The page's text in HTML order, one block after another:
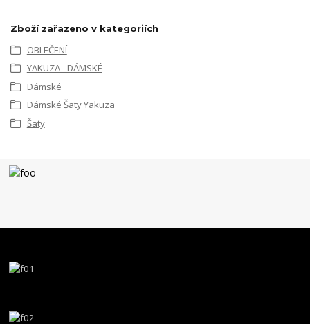
Zboží zařazeno v kategoriích
OBLEČENÍ
YAKUZA - DÁMSKÉ
Dámské
Dámské Šaty Yakuza
Šaty